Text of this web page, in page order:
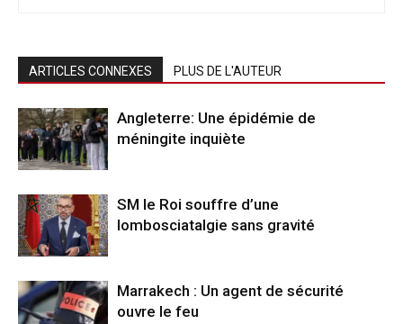
ARTICLES CONNEXES PLUS DE L'AUTEUR
Angleterre: Une épidémie de
méningite inquiète
SM le Roi souffre d’une
lombosciatalgie sans gravité
Marrakech : Un agent de sécurité
ouvre le feu